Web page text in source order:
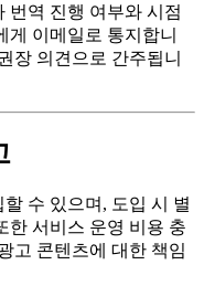
번역 진행 여부와 시점
게 이메일로 통지합니
장 의견으로 간주됩니
수 있으며, 도입 시 별
한 서비스 운영 비용 충
고 콘텐츠에 대한 책임